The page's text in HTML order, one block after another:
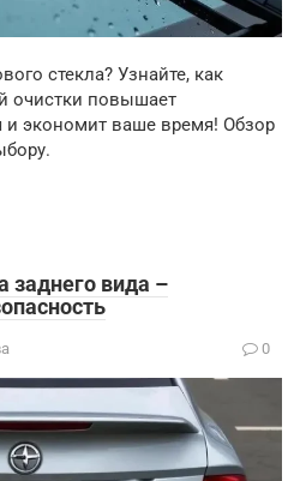
стекла? Узнайте, как
очистки повышает
и экономит ваше время! Обзор
заднего вида –
0